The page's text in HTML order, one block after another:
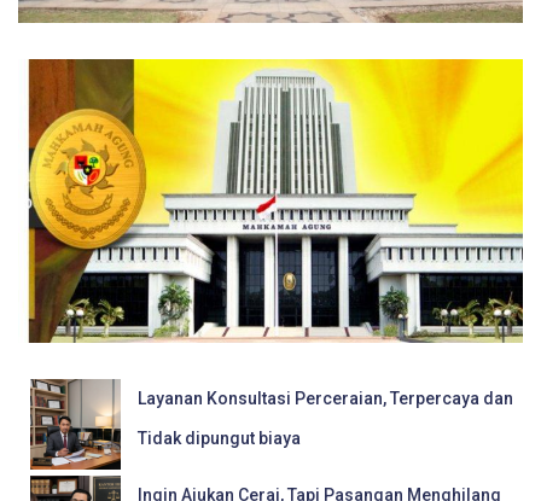
Layanan Konsultasi Perceraian, Terpercaya dan
Tidak dipungut biaya
Ingin Ajukan Cerai, Tapi Pasangan Menghilang